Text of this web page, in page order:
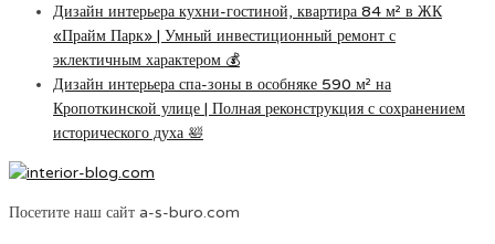
Дизайн интерьера кухни-гостиной, квартира 84 м² в ЖК
«Прайм Парк» | Умный инвестиционный ремонт с
эклектичным характером 💰
Дизайн интерьера спа-зоны в особняке 590 м² на
Кропоткинской улице | Полная реконструкция с сохранением
исторического духа 🛀
Посетите наш сайт a-s-buro.com